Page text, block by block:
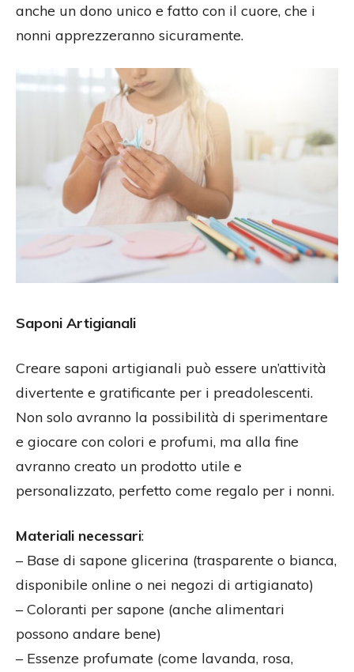
anche un dono unico e fatto con il cuore, che i
nonni apprezzeranno sicuramente.
Saponi Artigianali
Creare saponi artigianali può essere un’attività
divertente e gratificante per i preadolescenti.
Non solo avranno la possibilità di sperimentare
e giocare con colori e profumi, ma alla fine
avranno creato un prodotto utile e
personalizzato, perfetto come regalo per i nonni.
Materiali necessari:
– Base di sapone glicerina (trasparente o bianca,
disponibile online o nei negozi di artigianato)
– Coloranti per sapone (anche alimentari
possono andare bene)
– Essenze profumate (come lavanda, rosa,